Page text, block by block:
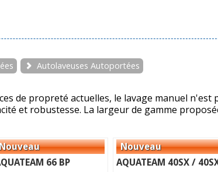
Autolaveuses Autoportées
de propreté actuelles, le lavage manuel
et robustesse. La largeur de gamme
66 BP AQUATEAM 40SX /